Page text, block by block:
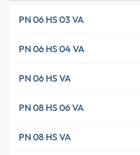
PN 06 HS 03 VA
PN 06 HS 04 VA
PN 06 HS VA
PN 08 HS 06 VA
PN 08 HS VA